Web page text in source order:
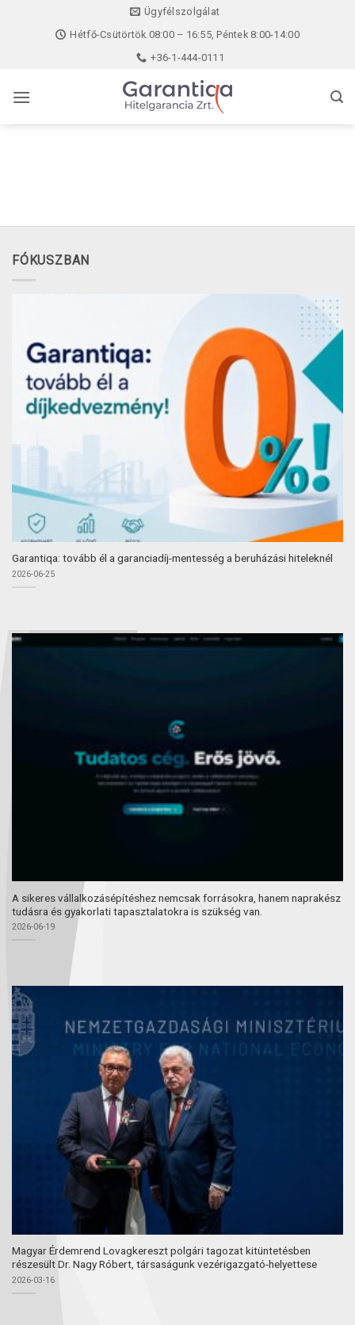
Ügyfélszolgálat
Hétfő-Csütörtök 08:00 – 16:55, Péntek 8:00-14:00
+36-1-444-0111
FÓKUSZBAN
Garantiqa: tovább él a garanciadíj-mentesség a beruházási hiteleknél
2026-06-25
A sikeres vállalkozásépítéshez nemcsak forrásokra, hanem naprakész
tudásra és gyakorlati tapasztalatokra is szükség van.
2026-06-19
Magyar Érdemrend Lovagkereszt polgári tagozat kitüntetésben
részesült Dr. Nagy Róbert, társaságunk vezérigazgató-helyettese
2026-03-16